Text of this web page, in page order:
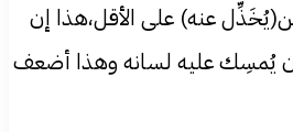
عنه) علی الأقل،هذا إن
أن يُمسِك عليه لسانه وهذا أضعف